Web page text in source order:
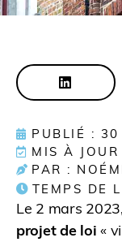
PUBLIÉ :
MIS À
PAR :
TEMPS DE
Le 2 mars 2023,
projet de loi «